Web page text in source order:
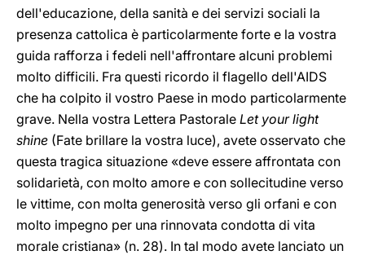
dell'educazione, della sanità e dei servizi sociali la
presenza cattolica è particolarmente forte e la vostra
guida rafforza i fedeli nell'affrontare alcuni problemi
molto difficili. Fra questi ricordo il flagello dell'AIDS
che ha colpito il vostro Paese in modo particolarmente
grave. Nella vostra Lettera Pastorale Let your light
shine (Fate brillare la vostra luce), avete osservato che
questa tragica situazione «deve essere affrontata con
solidarietà, con molto amore e con sollecitudine verso
le vittime, con molta generosità verso gli orfani e con
molto impegno per una rinnovata condotta di vita
morale cristiana» (n. 28). In tal modo avete lanciato un